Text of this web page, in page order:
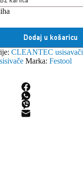
Dodaj u košaricu
CLEANTEC usisavači
Marka: Festool